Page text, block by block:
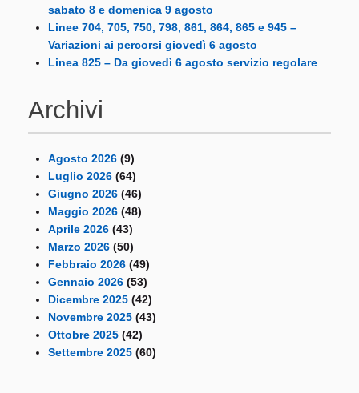
sabato 8 e domenica 9 agosto
Linee 704, 705, 750, 798, 861, 864, 865 e 945 –
Variazioni ai percorsi giovedì 6 agosto
Linea 825 – Da giovedì 6 agosto servizio regolare
Archivi
Agosto 2026 (9)
Luglio 2026 (64)
Giugno 2026 (46)
Maggio 2026 (48)
Aprile 2026 (43)
Marzo 2026 (50)
Febbraio 2026 (49)
Gennaio 2026 (53)
Dicembre 2025 (42)
Novembre 2025 (43)
Ottobre 2025 (42)
Settembre 2025 (60)